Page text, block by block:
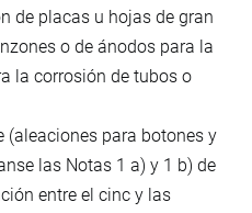
de placas u hojas de gran
o de ánodos para la
la corrosión de tubos o
(aleaciones para botones y
las Notas 1 a) y 1 b) de
entre el cinc y las